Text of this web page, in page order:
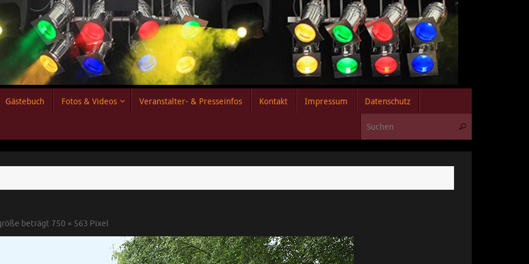
Gästebuch Fotos & Videos Veranstalter- & Presseinfos Kontakt Impressum
Datenschutz
Suchen
beträgt 750 × 563 Pixel